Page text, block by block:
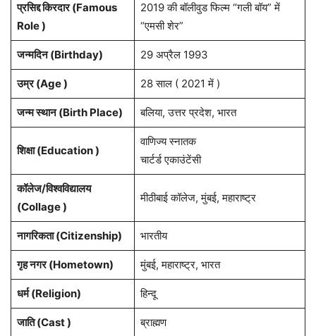
प्रसिद्द किरदार (Famous
Role )
2019 की बॉलीवुड फिल्म “गली बॉय” में
“एमसी शेर”
जन्मदिन (Birthday) 29 अप्रैल 1993
उम्र (Age ) 28 साल ( 2021 में )
जन्म स्थान (Birth Place) बलिया, उत्तर प्रदेश, भारत
शिक्षा (Education )
वाणिज्य स्नातक
चार्टर्ड एकाउंटेंसी
कॉलेज/विश्वविद्यालय
(Collage )
मीठीबाई कॉलेज, मुंबई, महाराष्ट्र
नागरिकता(Citizenship) भारतीय
गृह नगर(Hometown) मुंबई, महाराष्ट्र, भारत
धर्म (Religion) हिन्दू
जाति (Cast ) ब्राह्मण